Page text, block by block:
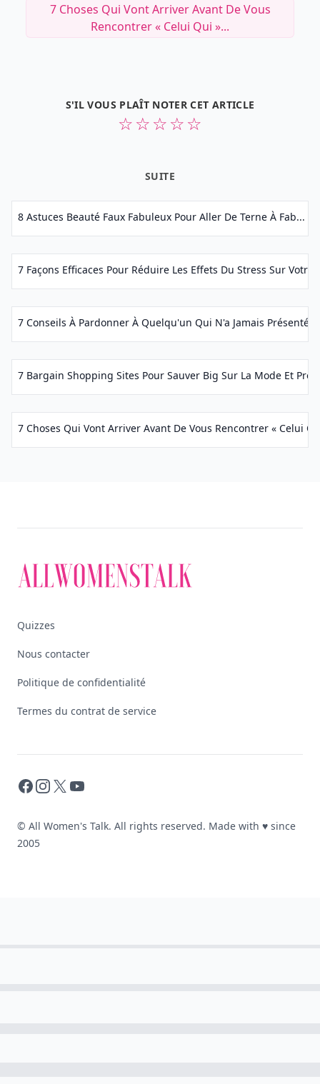
7 Choses Qui Vont Arriver Avant De Vous
Rencontrer « Celui Qui »...
S'IL VOUS PLAÎT NOTER CET ARTICLE
☆
☆
☆
☆
☆
SUITE
8 Astuces Beauté Faux Fabuleux Pour Aller De Terne À Fab...
7 Façons Efficaces Pour Réduire Les Effets Du Stress Sur Votre
7 Conseils À Pardonner À Quelqu'un Qui N'a Jamais Présenté
7 Bargain Shopping Sites Pour Sauver Big Sur La Mode Et
7 Choses Qui Vont Arriver Avant De Vous Rencontrer « Celui
Quizzes
Nous contacter
Politique de confidentialité
Termes du contrat de service
Facebook
Instagram
X YouTube
© All Women's Talk. All rights reserved. Made with ♥ since
2005